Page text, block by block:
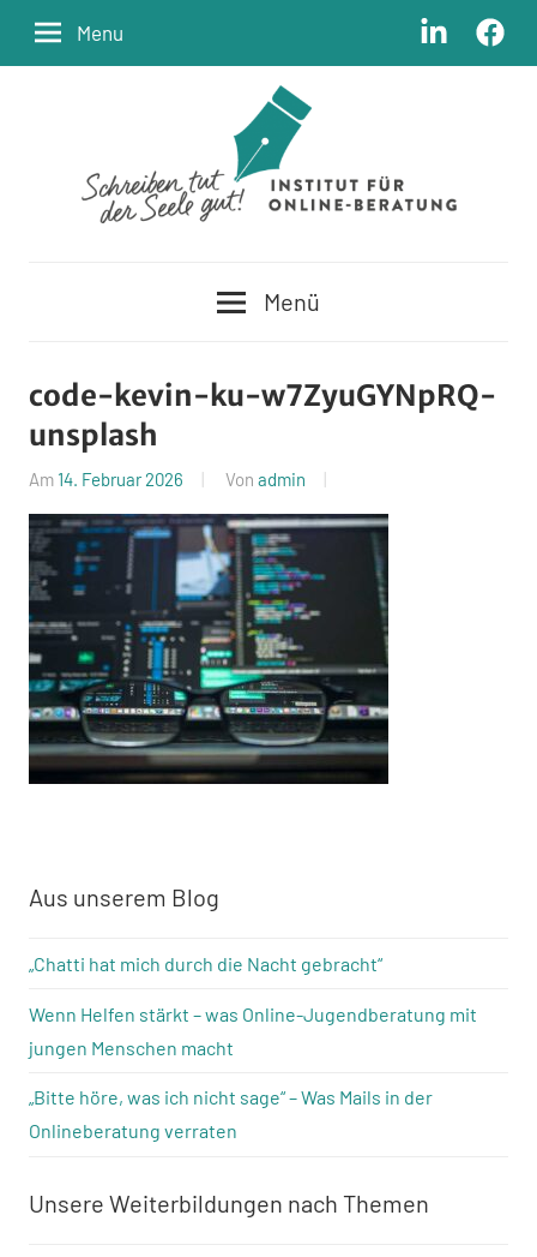
Zum
Inhalt
LinkedIn
Menu
Online-
Beratung
Menü
code-kevin-ku-w7ZyuGYNpRQ-
unsplash
Am 14. Februar 2026 Von admin
Aus unserem Blog
„Chatti hat mich durch die Nacht gebracht“
Wenn Helfen stärkt – was Online-Jugendberatung mit
jungen Menschen macht
„Bitte höre, was ich nicht sage“ – Was Mails in der
Onlineberatung verraten
Unsere Weiterbildungen nach Themen